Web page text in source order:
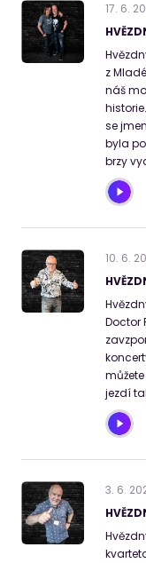
17. 6.
z
náš
se
byla
brzy
10. 6.
Doctor
jezdí
3. 6.